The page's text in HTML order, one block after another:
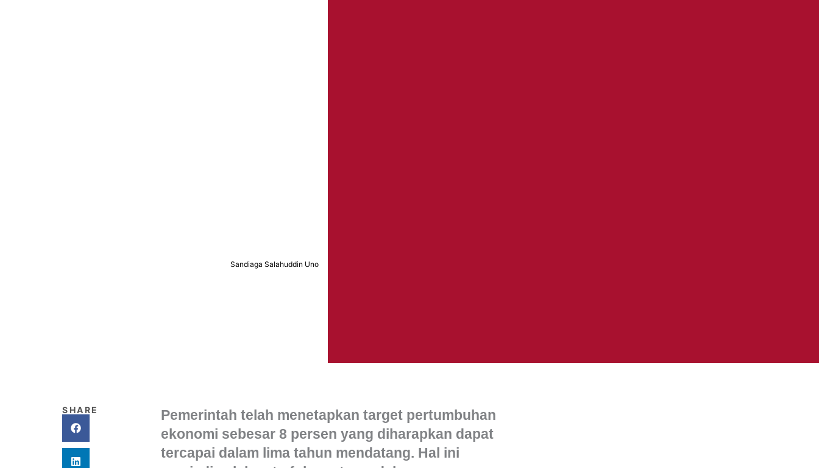
Sandiaga Salahuddin Uno
SHARE
Pemerintah telah menetapkan target pertumbuhan
ekonomi sebesar 8 persen yang diharapkan dapat
tercapai dalam lima tahun mendatang. Hal ini